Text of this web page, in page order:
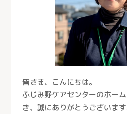
皆さま、こんにちは。
ふじみ野ケアセンターのホー
き、誠にありがとうございます